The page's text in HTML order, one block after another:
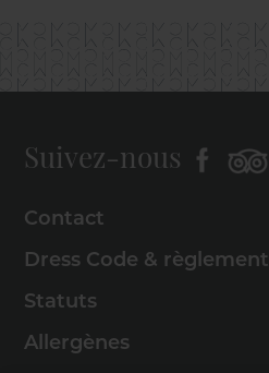
Suivez-nous
Contact
Dress Code & règlement
Statuts
Allergènes